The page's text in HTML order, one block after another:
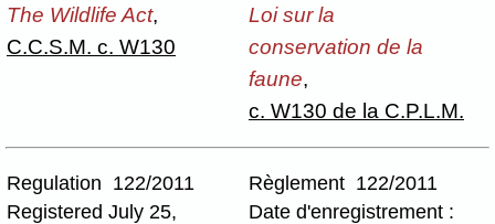
The Wildlife Act,
C.C.S.M. c. W130
Loi sur la
conservation de la
faune,
c. W130 de la C.P.L.M.
Regulation 122/2011
Registered July 25,
Règlement 122/2011
Date d'enregistrement :